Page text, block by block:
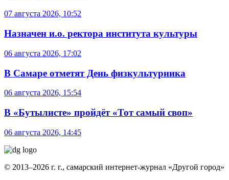
07 августа 2026, 10:52
Назначен и.о. ректора института культуры
06 августа 2026, 17:02
В Самаре отметят День физкультурника
06 августа 2026, 15:54
В «Бутылисте» пройдёт «Тот самый своп»
06 августа 2026, 14:45
© 2013–2026 г. г., самарский интернет-журнал «Другой город»